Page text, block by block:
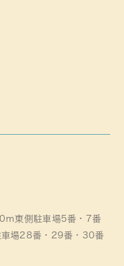
ｍ東側駐車場5番・7番
車場28番・29番・30番